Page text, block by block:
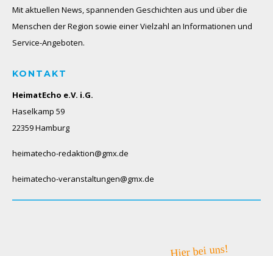
Mit aktuellen News, spannenden Geschichten aus und über die
Menschen der Region sowie einer Vielzahl an Informationen und
Service-Angeboten.
KONTAKT
HeimatEcho e.V. i.G.
Haselkamp 59
22359 Hamburg
heimatecho-redaktion@gmx.de
heimatecho-veranstaltungen@gmx.de